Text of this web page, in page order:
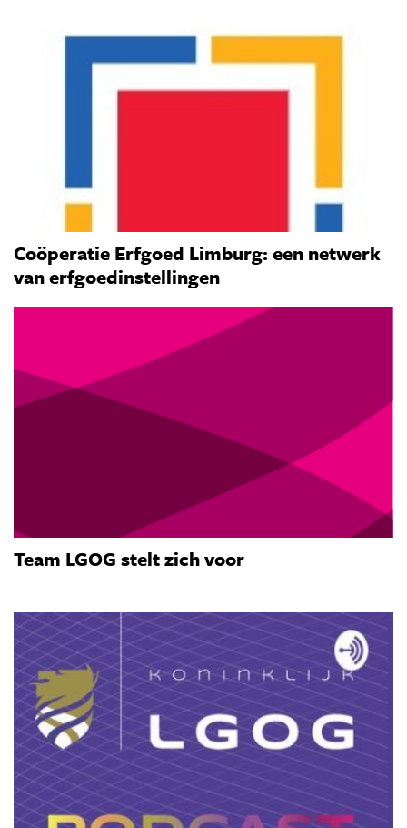
Coöperatie Erfgoed Limburg: een netwerk
van erfgoedinstellingen
Team LGOG stelt zich voor